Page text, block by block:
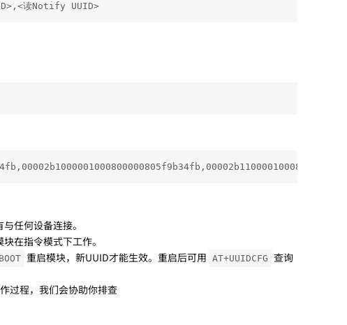
读Notify UUID>
任何设备连接。
在指令模式下工作。
重启模块，新UUID才能生效。重启后可用 AT+UUIDCFG 查询
过程，我们会协助你排查